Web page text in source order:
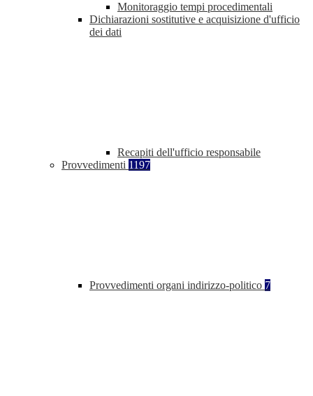
Monitoraggio tempi procedimentali
Dichiarazioni sostitutive e acquisizione d'ufficio
dei dati
Recapiti dell'ufficio responsabile
Provvedimenti 1197
Provvedimenti organi indirizzo-politico 7